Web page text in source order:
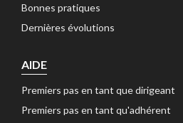
Bonnes pratiques
Dernières évolutions
AIDE
Premiers pas en tant que dirigeant
Premiers pas en tant qu'adhérent